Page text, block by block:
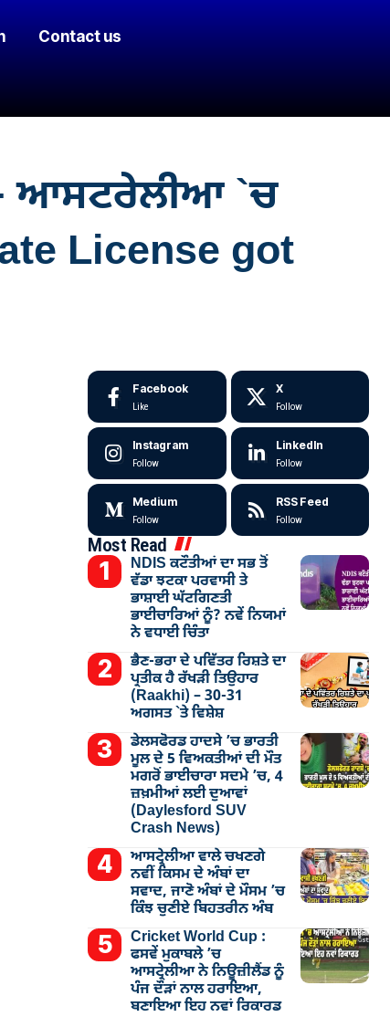
Contact us
– ਆਸਟਰੇਲੀਆ `ਚ
License got
Facebook
Like
X
Follow
Instagram
Follow
LinkedIn
Follow
Medium
Follow
RSS Feed
Follow
Most Read
NDIS ਕਟੌਤੀਆਂ ਦਾ ਸਭ ਤੋਂ
ਵੱਡਾ ਝਟਕਾ ਪਰਵਾਸੀ ਤੇ
ਭਾਸ਼ਾਈ ਘੱਟਗਿਣਤੀ
ਭਾਈਚਾਰਿਆਂ ਨੂੰ? ਨਵੇਂ ਨਿਯਮਾਂ
ਨੇ ਵਧਾਈ ਚਿੰਤਾ
ਭੈਣ-ਭਰਾ ਦੇ ਪਵਿੱਤਰ ਰਿਸ਼ਤੇ ਦਾ
ਪ੍ਰਤੀਕ ਹੈ ਰੱਖੜੀ ਤਿਉਹਾਰ
(Raakhi) – 30-31
ਅਗਸਤ `ਤੇ ਵਿਸ਼ੇਸ਼
ਡੇਲਸਫੋਰਡ ਹਾਦਸੇ ’ਚ ਭਾਰਤੀ
ਮੂਲ ਦੇ 5 ਵਿਅਕਤੀਆਂ ਦੀ ਮੌਤ
ਮਗਰੋਂ ਭਾਈਚਾਰਾ ਸਦਮੇ ’ਚ, 4
ਜ਼ਖ਼ਮੀਆਂ ਲਈ ਦੁਆਵਾਂ
(Daylesford SUV
Crash News)
ਆਸਟ੍ਰੇਲੀਆ ਵਾਲੇ ਚਖਣਗੇ
ਨਵੀਂ ਕਿਸਮ ਦੇ ਅੰਬਾਂ ਦਾ
ਸਵਾਦ, ਜਾਣੋ ਅੰਬਾਂ ਦੇ ਮੌਸਮ ’ਚ
ਕਿੰਝ ਚੁਣੀਏ ਬਿਹਤਰੀਨ ਅੰਬ
Cricket World Cup :
ਫਸਵੇਂ ਮੁਕਾਬਲੇ ’ਚ
ਆਸਟ੍ਰੇਲੀਆ ਨੇ ਨਿਊਜ਼ੀਲੈਂਡ ਨੂੰ
ਪੰਜ ਦੌੜਾਂ ਨਾਲ ਹਰਾਇਆ,
ਬਣਾਇਆ ਇਹ ਨਵਾਂ ਰਿਕਾਰਡ